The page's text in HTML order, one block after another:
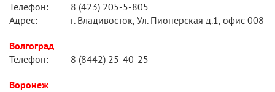
Телефон:
8 (423) 205-5-805
Адрес:
г. Владивосток, Ул. Пионерская д.1, офис 008
Волгоград
Телефон:
8 (8442) 25-40-25
Воронеж